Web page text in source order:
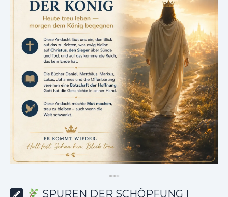
***
SPUREN DER SCHÖPFUNG |